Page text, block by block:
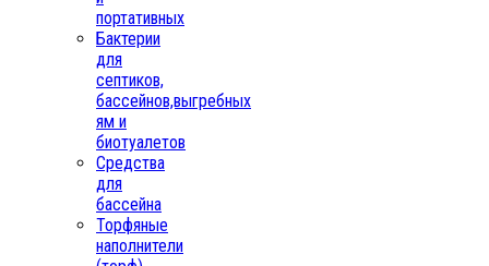
портативных
Бактерии
для
септиков,
бассейнов,выгребных
ям и
биотуалетов
Средства
для
бассейна
Торфяные
наполнители